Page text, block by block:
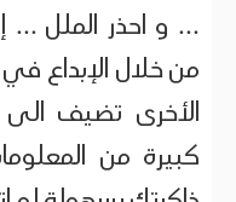
... و احذر الملل ...
من خلال الإبداع
الأخرى تضيف
كبيرة من